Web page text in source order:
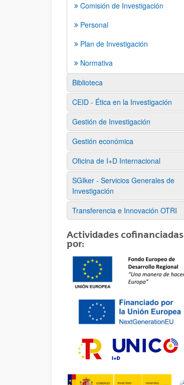
Comisión de Investigación
Personal
Plan de Investigación
Normativa
Biblioteca
CEID - Ética en la Investigación
Gestión de Investigación
Gestión económica
Oficina de I+D Internacional
SGIker - Servicios Generales de
Investigación
Transferencia e Innovación OTRI
Actividades cofinanciadas
por: